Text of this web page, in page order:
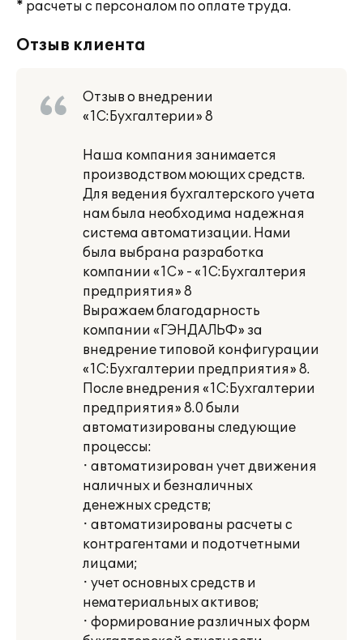
* расчеты с персоналом по оплате труда.
Отзыв клиента
Отзыв о внедрении
«1С:Бухгалтерии» 8
Наша компания занимается
производством моющих средств.
Для ведения бухгалтерского учета
нам была необходима надежная
система автоматизации. Нами
была выбрана разработка
компании «1С» - «1С:Бухгалтерия
предприятия» 8
Выражаем благодарность
компании «ГЭНДАЛЬФ» за
внедрение типовой конфигурации
«1С:Бухгалтерии предприятия» 8.
После внедрения «1С:Бухгалтерии
предприятия» 8.0 были
автоматизированы следующие
процессы:
· автоматизирован учет движения
наличных и безналичных
денежных средств;
· автоматизированы расчеты с
контрагентами и подотчетными
лицами;
· учет основных средств и
нематериальных активов;
· формирование различных форм